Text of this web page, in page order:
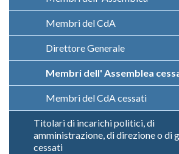
Membri del CdA
Direttore Generale
Membri dell' Assemblea
Membri del CdA cessati
Titolari di incarichi politici, di
amministrazione, di direzione o di
cessati